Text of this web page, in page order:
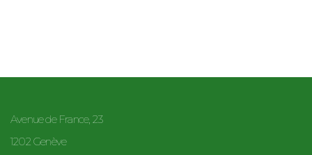
Avenue de France, 23
1202 Genève